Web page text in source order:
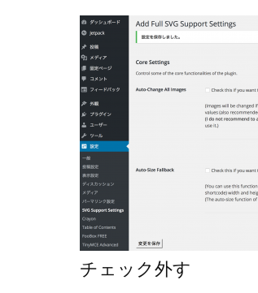
チェック外す